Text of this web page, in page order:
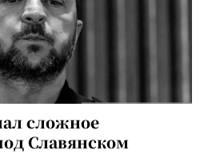
сложное
Славянском